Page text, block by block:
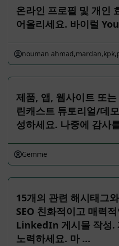
온라인 프로필 및 개인
어올리세요. 바이럴
nouman
제품, 앱, 웹사이트 또
린캐스트 튜토리얼/데
성하세요. 나중에 감사
Gemme
15개의 관련 해시태그
SEO 친화적이고 매력
LinkedIn 게시물 작성.
노력하세요. 마 …